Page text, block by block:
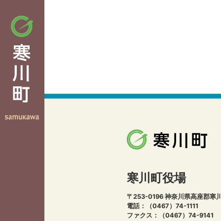
寒川町役場
〒253-0196 神奈川県高座郡寒
電話：（0467）74-1111
ファクス：（0467）74-9141